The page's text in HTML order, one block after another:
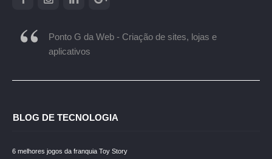
Ponto G da Web - Criação de sites, lojas e
aplicativos
BLOG DE TECNOLOGIA
6 melhores jogos da franquia Toy Story